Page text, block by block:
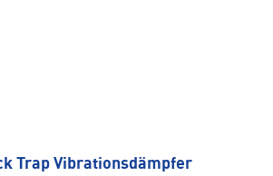
Trap Vibrationsdämpfer